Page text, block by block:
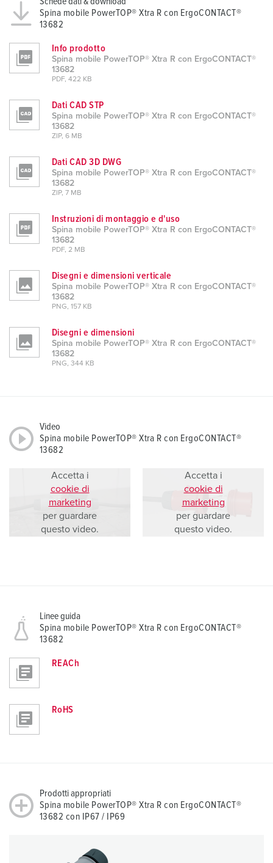
h
l
Spina mobile PowerTOP® Xtra R con ErgoCONTACT®
13682
Info prodotto
Spina mobile PowerTOP® Xtra R con ErgoCONTACT®
13682
PDF, 422 KB
Dati CAD STP
Spina mobile PowerTOP® Xtra R con ErgoCONTACT®
13682
ZIP, 6 MB
Dati CAD 3D DWG
Spina mobile PowerTOP® Xtra R con ErgoCONTACT®
13682
ZIP, 7 MB
Instruzioni di montaggio e d'uso
Spina mobile PowerTOP® Xtra R con ErgoCONTACT®
13682
PDF, 2 MB
Disegni e dimensioni verticale
Spina mobile PowerTOP® Xtra R con ErgoCONTACT®
13682
PNG, 157 KB
Disegni e dimensioni
Spina mobile PowerTOP® Xtra R con ErgoCONTACT®
13682
PNG, 344 KB
Video
Spina mobile PowerTOP® Xtra R con ErgoCONTACT®
13682
Accetta i
cookie di
marketing
per guardare
questo video.
Accetta i
cookie di
marketing
per guardare
questo video.
Linee guida
Spina mobile PowerTOP® Xtra R con ErgoCONTACT®
13682
REACh
RoHS
Prodotti appropriati
Spina mobile PowerTOP® Xtra R con ErgoCONTACT®
13682 con IP67 / IP69